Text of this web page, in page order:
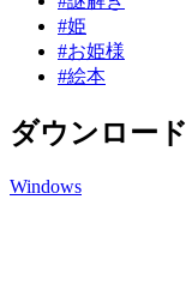
#姫
#お姫様
#絵本
ダウンロード
Windows